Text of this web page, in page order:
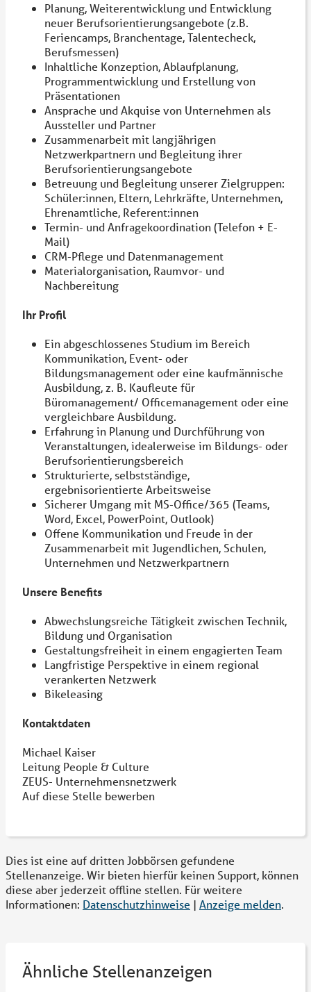
Planung, Weiterentwicklung und Entwicklung
neuer Berufsorientierungsangebote (z.B.
Feriencamps, Branchentage, Talentecheck,
Berufsmessen)
Inhaltliche Konzeption, Ablaufplanung,
Programmentwicklung und Erstellung von
Präsentationen
Ansprache und Akquise von Unternehmen als
Aussteller und Partner
Zusammenarbeit mit langjährigen
Netzwerkpartnern und Begleitung ihrer
Berufsorientierungsangebote
Betreuung und Begleitung unserer Zielgruppen:
Schüler:innen, Eltern, Lehrkräfte, Unternehmen,
Ehrenamtliche, Referent:innen
Termin- und Anfragekoordination (Telefon + E-
Mail)
CRM-Pflege und Datenmanagement
Materialorganisation, Raumvor- und
Nachbereitung
Ihr Profil
Ein abgeschlossenes Studium im Bereich
Kommunikation, Event- oder
Bildungsmanagement oder eine kaufmännische
Ausbildung, z. B. Kaufleute für
Büromanagement/ Officemanagement oder eine
vergleichbare Ausbildung.
Erfahrung in Planung und Durchführung von
Veranstaltungen, idealerweise im Bildungs- oder
Berufsorientierungsbereich
Strukturierte, selbstständige,
ergebnisorientierte Arbeitsweise
Sicherer Umgang mit MS-Office/365 (Teams,
Word, Excel, PowerPoint, Outlook)
Offene Kommunikation und Freude in der
Zusammenarbeit mit Jugendlichen, Schulen,
Unternehmen und Netzwerkpartnern
Unsere Benefits
Abwechslungsreiche Tätigkeit zwischen Technik,
Bildung und Organisation
Gestaltungsfreiheit in einem engagierten Team
Langfristige Perspektive in einem regional
verankerten Netzwerk
Bikeleasing
Kontaktdaten
Michael Kaiser
Leitung People & Culture
ZEUS- Unternehmensnetzwerk
Auf diese Stelle bewerben
Dies ist eine auf dritten Jobbörsen gefundene
Stellenanzeige. Wir bieten hierfür keinen Support, können
diese aber jederzeit offline stellen. Für weitere
Informationen: Datenschutzhinweise | Anzeige melden.
Ähnliche Stellenanzeigen